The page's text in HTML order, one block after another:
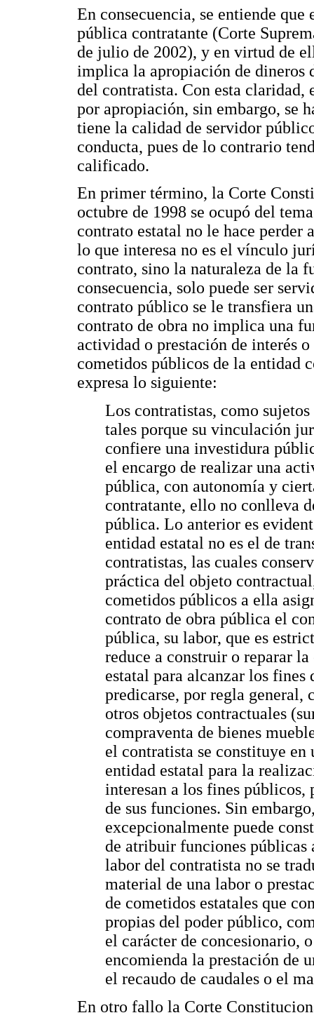
En consecuencia, se entiende
pública contratante (Corte
de julio de 2002), y en virtud de
implica la apropiación de dineros
del contratista. Con esta claridad,
por apropiación, sin embargo, se
tiene la calidad de servidor
conducta, pues de lo contrario
calificado.
En primer término, la Corte
octubre de 1998 se ocupó del
contrato estatal no le hace perder
lo que interesa no es el vínculo
contrato, sino la naturaleza de la
consecuencia, solo puede ser
contrato público se le transfiera
contrato de obra no implica una
actividad o prestación de interés
cometidos públicos de la entidad
expresa lo siguiente:
Los contratistas, como
tales porque su vinculación
confiere una investidura
el encargo de realizar una
pública, con autonomía y
contratante, ello no conlleva
pública. Lo anterior es
entidad estatal no es el de
contratistas, las cuales
práctica del objeto
cometidos públicos a ella
contrato de obra pública el
pública, su labor, que es
reduce a construir o reparar
estatal para alcanzar los
predicarse, por regla general,
otros objetos contractuales
compraventa de bienes
el contratista se constituye
entidad estatal para la
interesan a los fines públicos,
de sus funciones. Sin
excepcionalmente puede
de atribuir funciones públicas
labor del contratista no se
material de una labor o
de cometidos estatales que
propias del poder público,
el carácter de concesionario,
encomienda la prestación de
el recaudo de caudales o el
En otro fallo la Corte